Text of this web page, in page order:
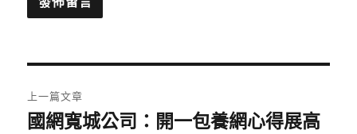
章
上一篇文章
上
國網寬城公司：開一包養網心得展高